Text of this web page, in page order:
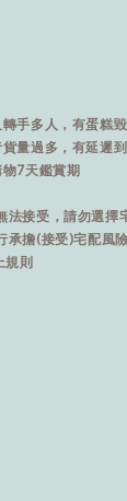
手多人，有蛋糕
量過多，有延遲
7天鑑賞期
接受，請勿選擇
承擔(接受)宅配風險
規則